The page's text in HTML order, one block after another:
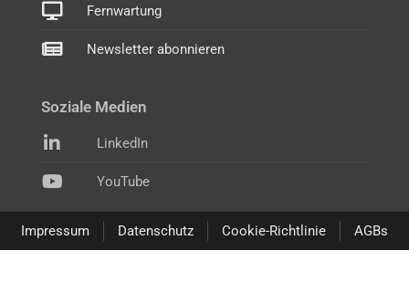
Fernwartung
Newsletter abonnieren
Soziale Medien
LinkedIn
YouTube
Impressum Datenschutz Cookie-Richtlinie AGBs